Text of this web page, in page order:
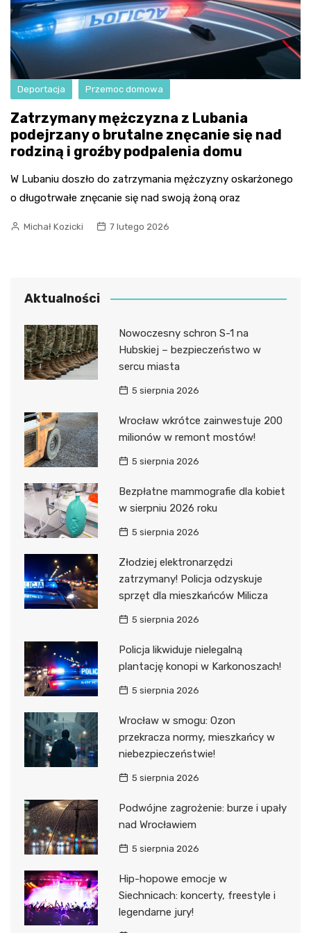
Deportacja Przemoc domowa
Zatrzymany mężczyzna z Lubania
podejrzany o brutalne znęcanie się nad
rodziną i groźby podpalenia domu
W Lubaniu doszło do zatrzymania mężczyzny oskarżonego
o długotrwałe znęcanie się nad swoją żoną oraz
Michał Kozicki 7 lutego 2026
Aktualności
Nowoczesny schron S-1 na
Hubskiej – bezpieczeństwo w
sercu miasta
5 sierpnia 2026
Wrocław wkrótce zainwestuje 200
milionów w remont mostów!
5 sierpnia 2026
Bezpłatne mammografie dla kobiet
w sierpniu 2026 roku
5 sierpnia 2026
Złodziej elektronarzędzi
zatrzymany! Policja odzyskuje
sprzęt dla mieszkańców Milicza
5 sierpnia 2026
Policja likwiduje nielegalną
plantację konopi w Karkonoszach!
5 sierpnia 2026
Wrocław w smogu: Ozon
przekracza normy, mieszkańcy w
niebezpieczeństwie!
5 sierpnia 2026
Podwójne zagrożenie: burze i upały
nad Wrocławiem
5 sierpnia 2026
Hip-hopowe emocje w
Siechnicach: koncerty, freestyle i
legendarne jury!